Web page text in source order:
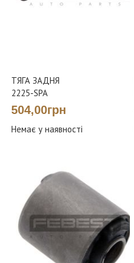
ТЯГА ЗАДНЯ
2225-SPA
504,00грн
Немає у наявності